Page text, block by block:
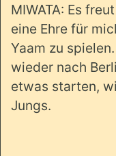
MIWATA: Es
eine Ehre für
Yaam zu
wieder nach
etwas starten,
Jungs.